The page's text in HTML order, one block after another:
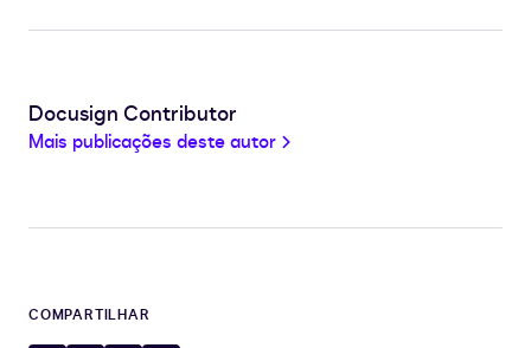
Docusign Contributor
Mais publicações deste autor
COMPARTILHAR